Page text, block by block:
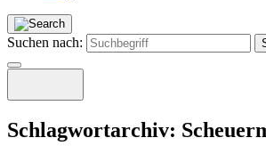
Suchen nach:
Schlagwortarchiv: